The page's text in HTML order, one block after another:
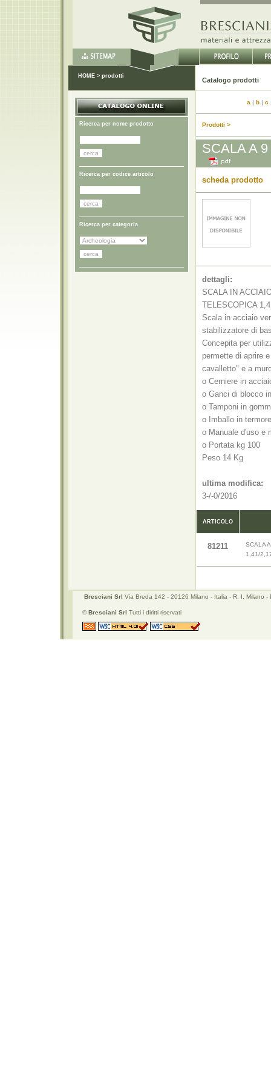
HOME > prodotti
Ricerca per nome prodotto
Ricerca per codice articolo
Ricerca per categoria
a | b | c
Prodotti >
SCALA A
scheda prodotto
dettagli:
SCALA IN
TELESCOPICA
Scala in acciaio
stabilizzatore di
Concepita per
permette di aprire
cavalletto" e a
o Cerniere in
o Ganci di blocco
o Tamponi in
o Imballo in
o Manuale d'uso e
o Portata kg 100
Peso 14 Kg
ultima modifica:
3-/-0/2016
ARTICOLO
81211
SCALA
1,41/
Bresciani Srl Via Breda 142 - 20126 Milano - Italia - R. I. Milano
©Bresciani Srl Tutti i diritti riservati